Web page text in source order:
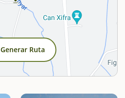
Generar Ruta